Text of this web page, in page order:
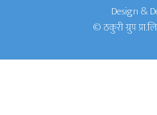
Design &
© ठकुरी ग्रुप